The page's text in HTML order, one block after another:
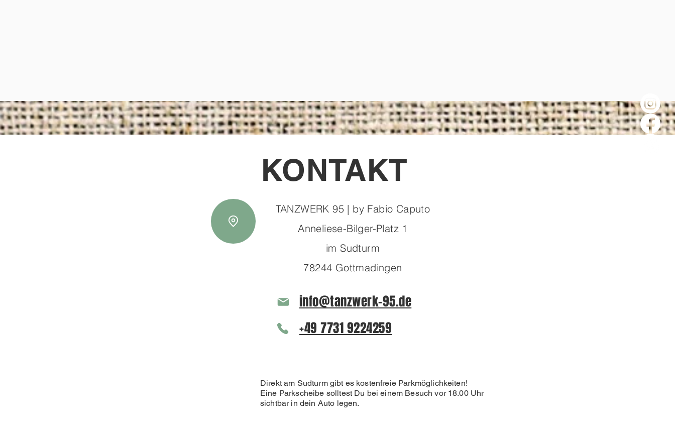
KONTAKT
TANZWERK 95 | by Fabio Caputo
Anneliese-Bilger-Platz 1
im Sudturm
78244 Gottmadingen
info@tanzwerk-95.de
+49 7731 9224259
Direkt am Sudturm gibt es kostenfreie Parkmöglichkeiten!
Eine Parkscheibe solltest Du bei einem Besuch vor 18.00 Uhr
sichtbar in dein Auto legen.